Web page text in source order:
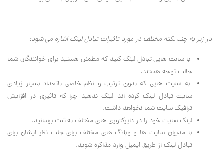
در زير به چند نکته مختلف در مورد تاثيرات تبادل لينک اشاره مي شود:
با سايت هايي تبادل لينک کنيد که مطمئن هستيد براي خوانندگان شما
جالب توجه هستند.
به سايت هايي که بدون ترتيب و نظم خاصي باتعداد بسيار زيادي
سايت تبادل لينک کرده اند لينک ندهيد چرا که تاثيري در افزايش
ترافيک سايت شما نخواهد داشت.
لينک سايت خود را در دايرکتوري هاي مختلف به ثبت برسانيد.
با مديران سايت ها و وبلاگ هاي مختلف براي جلب نظر ايشان براي
تبادل لينک از طريق ايميل وارد مذاکره شويد.